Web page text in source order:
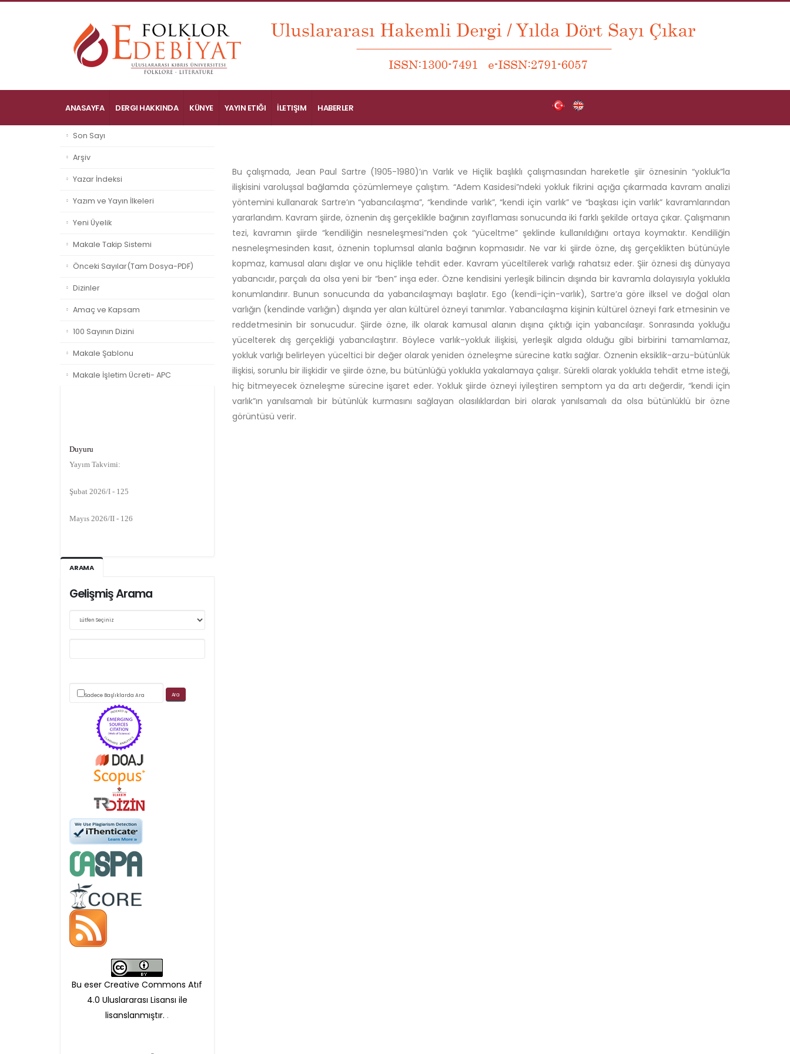
ANASAYFA DERGI HAKKINDA KÜNYE YAYIN ETIĞI İLETIŞIM HABERLER
Son Sayı
Arşiv
Yazar İndeksi
Yazım ve Yayın İlkeleri
Yeni Üyelik
Makale Takip Sistemi
Önceki Sayılar(Tam Dosya-PDF)
Dizinler
Amaç ve Kapsam
100 Sayının Dizini
Makale Şablonu
Makale İşletim Ücreti- APC
Yayım Takvimi:
Kasım 2026/IV - 128
Web sitemizde yapılan güncellemeler nedeniyle
Scimago's grade
Öndenetimden geçen
makaleler için, 100 Avro
Makale İşletim Ücreti (APC)
alınmaktadır.
Hakem sürecine alınacak
makaleler için yazarlara
APC ödeme bilgi mesajı
iletilmektedir.
APC bilgi mesajı
ARAMA
Gelişmiş Arama
Sadece Başlıklarda Ara
Bu eser Creative Commons Atıf
4.0 Uluslararası Lisansı ile
lisanslanmıştır. .
Bu çalışmada, Jean Paul Sartre (1905-1980)’ın Varlık ve Hiçlik başlıklı çalışmasından hareketle şiir öznesinin “yokluk”la
ilişkisini varoluşsal bağlamda çözümlemeye çalıştım. “Adem Kasidesi”ndeki yokluk fikrini açığa çıkarmada kavram analizi
yöntemini kullanarak Sartre’ın “yabancılaşma”, “kendinde varlık”, “kendi için varlık” ve “başkası için varlık” kavramlarından
yararlandım. Kavram şiirde, öznenin dış gerçeklikle bağının zayıflaması sonucunda iki farklı şekilde ortaya çıkar. Çalışmanın
tezi, kavramın şiirde “kendiliğin nesneleşmesi”nden çok “yüceltme” şeklinde kullanıldığını ortaya koymaktır. Kendiliğin
nesneleşmesinden kasıt, öznenin toplumsal alanla bağının kopmasıdır. Ne var ki şiirde özne, dış gerçeklikten bütünüyle
kopmaz, kamusal alanı dışlar ve onu hiçlikle tehdit eder. Kavram yüceltilerek varlığı rahatsız eder. Şiir öznesi dış dünyaya
yabancıdır, parçalı da olsa yeni bir “ben” inşa eder. Özne kendisini yerleşik bilincin dışında bir kavramla dolayısıyla yoklukla
konumlandırır. Bunun sonucunda da yabancılaşmayı başlatır. Ego (kendi-için-varlık), Sartre’a göre ilksel ve doğal olan
varlığın (kendinde varlığın) dışında yer alan kültürel özneyi tanımlar. Yabancılaşma kişinin kültürel özneyi fark etmesinin ve
reddetmesinin bir sonucudur. Şiirde özne, ilk olarak kamusal alanın dışına çıktığı için yabancılaşır. Sonrasında yokluğu
yücelterek dış gerçekliği yabancılaştırır. Böylece varlık-yokluk ilişkisi, yerleşik algıda olduğu gibi birbirini tamamlamaz,
yokluk varlığı belirleyen yüceltici bir değer olarak yeniden özneleşme sürecine katkı sağlar. Öznenin eksiklik-arzu-bütünlük
ilişkisi, sorunlu bir ilişkidir ve şiirde özne, bu bütünlüğü yoklukla yakalamaya çalışır. Sürekli olarak yoklukla tehdit etme isteği,
hiç bitmeyecek özneleşme sürecine işaret eder. Yokluk şiirde özneyi iyileştiren semptom ya da artı değerdir, “kendi için
varlık”ın yanılsamalı bir bütünlük kurmasını sağlayan olasılıklardan biri olarak yanılsamalı da olsa bütünlüklü bir özne
görüntüsü verir.